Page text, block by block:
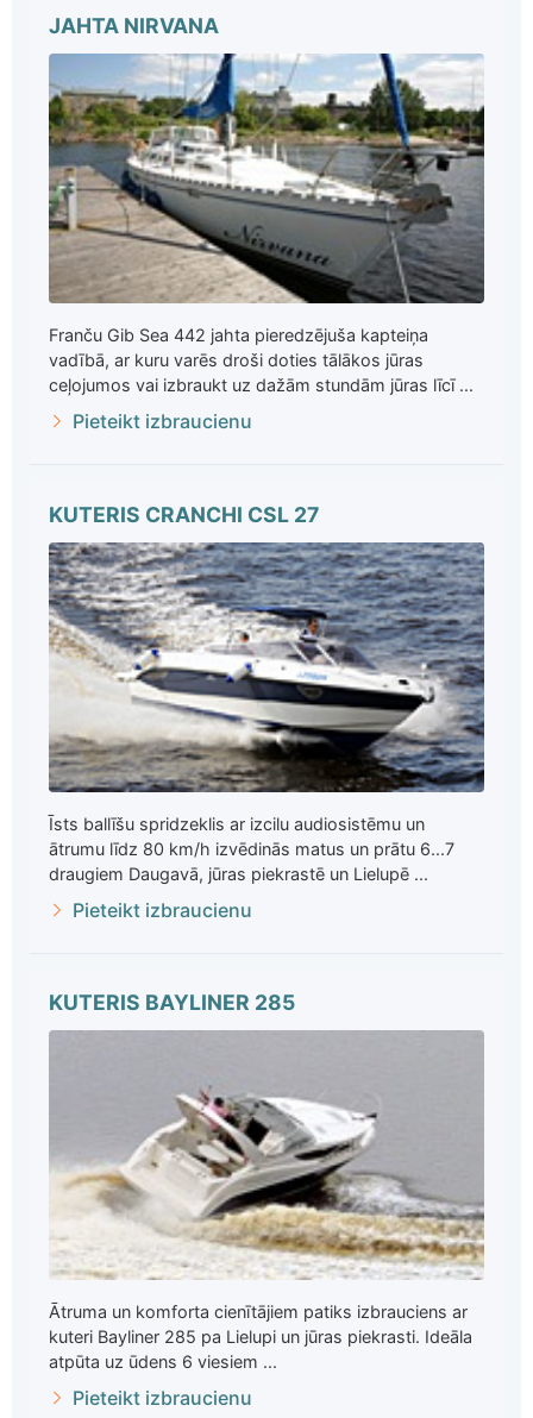
JAHTA NIRVANA
Franču Gib Sea 442 jahta pieredzējuša kapteiņa
vadībā, ar kuru varēs droši doties tālākos jūras
ceļojumos vai izbraukt uz dažām stundām jūras līcī ...
Pieteikt izbraucienu
KUTERIS CRANCHI CSL 27
Īsts ballīšu spridzeklis ar izcilu audiosistēmu un
ātrumu līdz 80 km/h izvēdinās matus un prātu 6...7
draugiem Daugavā, jūras piekrastē un Lielupē ...
Pieteikt izbraucienu
KUTERIS BAYLINER 285
Ātruma un komforta cienītājiem patiks izbrauciens ar
kuteri Bayliner 285 pa Lielupi un jūras piekrasti. Ideāla
atpūta uz ūdens 6 viesiem ...
Pieteikt izbraucienu